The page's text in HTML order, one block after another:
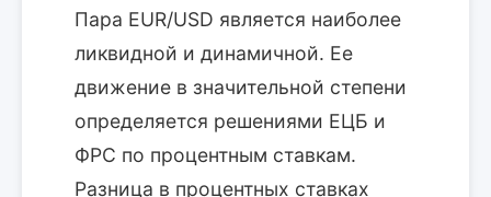
Пара EUR/USD является наиболее
ликвидной и динамичной. Ее
движение в значительной степени
определяется решениями ЕЦБ и
ФРС по процентным ставкам.
Разница в процентных ставках